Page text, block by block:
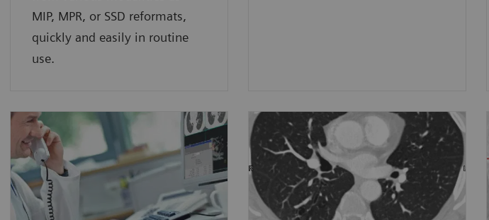
MIP, MPR, or SSD reformats,
quickly and easily in routine
use.